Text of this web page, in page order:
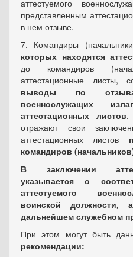
аттестуемого
представленным
в нем отзыве.
7. Командиры
которых находятся
до командиров
аттестационные листы,
выводы по
военнослужащих
аттестационных листов.
отражают свои
аттестационных листов
командиров
В заключении
указывается о
аттестуемого
воинской
дальнейшем служебном
При этом могут быть
рекомендации: